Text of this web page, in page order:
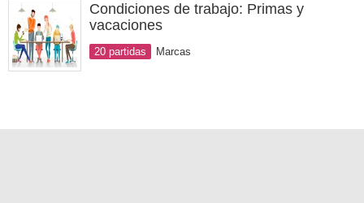
Condiciones de trabajo: Primas y
vacaciones
20 partidas Marcas